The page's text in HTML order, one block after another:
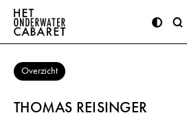
Overzicht
THOMAS REISINGER